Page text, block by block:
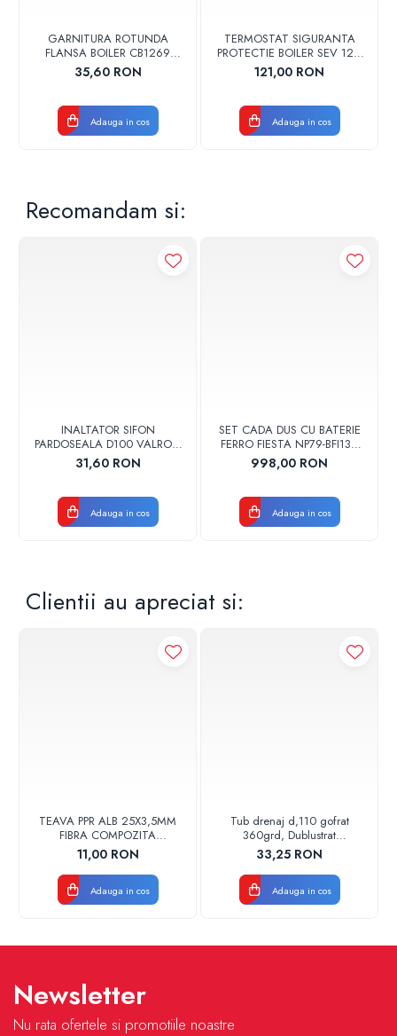
realizate de catre o firma agreata de producator si
autorizata ISCIR.
GARNITURA ROTUNDA
FLANSA BOILER CB1269
102356 ORIGINAL TESY
35,60 RON
Adauga in cos
TERMOSTAT SIGURANTA
PROTECTIE BOILER SEV 125-
150 ISEA 46301060
ORIGINAL FERROLI
121,00 RON
Adauga in cos
Recomandam si:
INALTATOR SIFON
PARDOSEALA D100 VALROM
17001900004
31,60 RON
Adauga in cos
SET CADA DUS CU BATERIE
FERRO FIESTA NP79-BFI13U
CROM
998,00 RON
Adauga in cos
Clientii au apreciat si:
TEAVA PPR ALB 25X3,5MM
FIBRA COMPOZITA
10033025004
VALDUOTHERM VALROM
11,00 RON
Adauga in cos
Tub drenaj d,110 gofrat
360grd, Dublustrat
verde/negru 110152 Drainkit
33,25 RON
Adauga in cos
Newsletter
Nu rata ofertele si promotiile noastre